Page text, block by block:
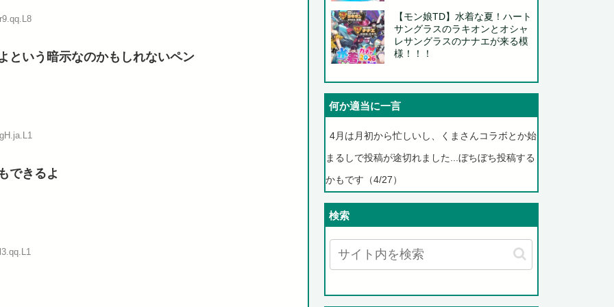
という暗示なのかもしれないペン
できるよ
【モン娘TD】水着な夏！ハート
サングラスのラキオンとオシャ
レサングラスのナナエが来る模
様！！！
何か適当に一言
4月は月初から忙しいし、くまさんコラボとか始
まるしで投稿が途切れました...ぼちぼち投稿する
かもです（4/27）
検索